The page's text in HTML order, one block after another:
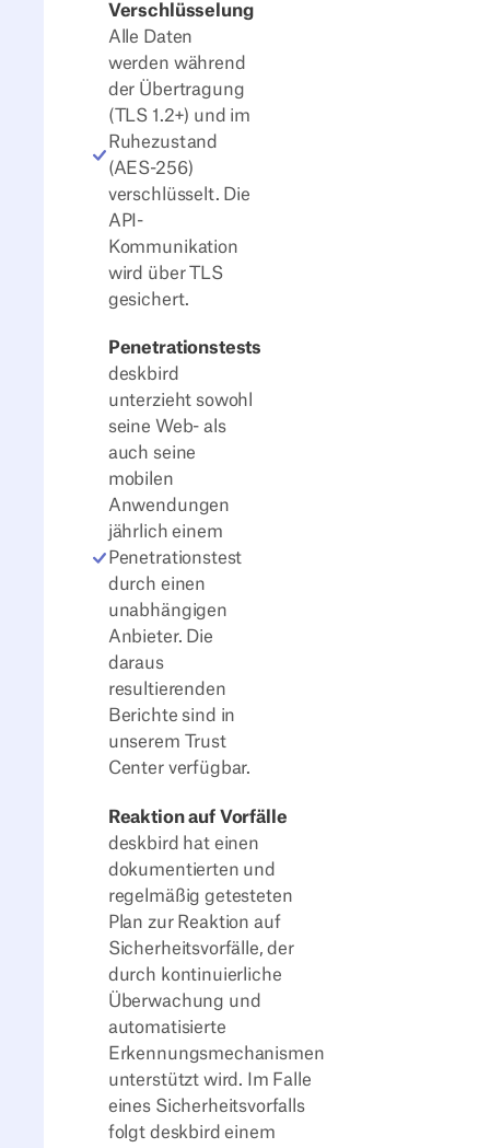
Verschlüsselung
Alle Daten
werden während
der Übertragung
(TLS 1.2+) und im
Ruhezustand
(AES-256)
verschlüsselt. Die
API-
Kommunikation
wird über TLS
gesichert.
Penetrationstests
deskbird
unterzieht sowohl
seine Web- als
auch seine
mobilen
Anwendungen
jährlich einem
Penetrationstest
durch einen
unabhängigen
Anbieter. Die
daraus
resultierenden
Berichte sind in
unserem Trust
Center verfügbar.
Reaktion auf Vorfälle
deskbird hat einen
dokumentierten und
regelmäßig getesteten
Plan zur Reaktion auf
Sicherheitsvorfälle, der
durch kontinuierliche
Überwachung und
automatisierte
Erkennungsmechanismen
unterstützt wird. Im Falle
eines Sicherheitsvorfalls
folgt deskbird einem